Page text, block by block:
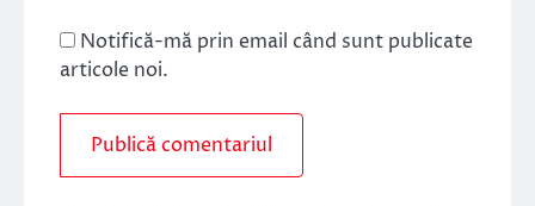
Notifică-mă prin email când sunt publicate
articole noi.